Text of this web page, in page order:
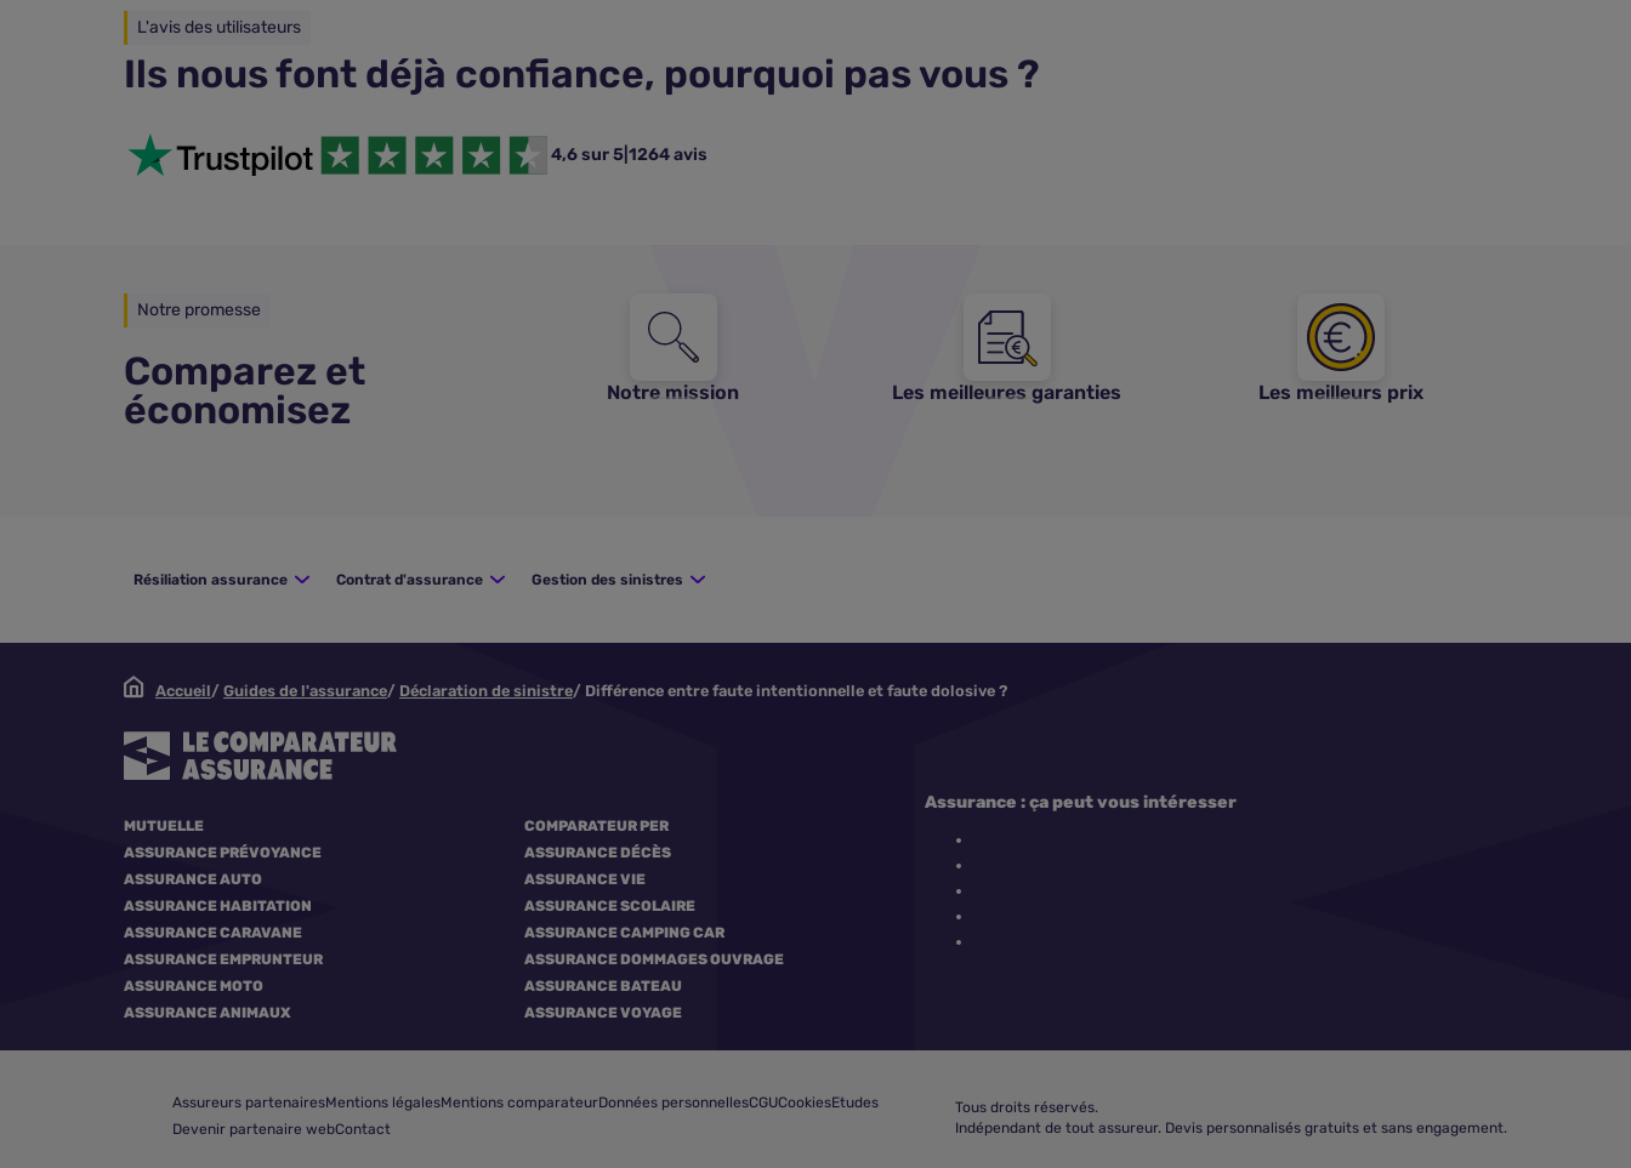
L'avis des utilisateurs
Ils nous font déjà confiance, pourquoi pas vous ?
4,6 sur 5 1264 avis
Notre promesse
Comparez et
économisez
Notre mission Les meilleures garanties Les meilleurs prix
Résiliation assurance Contrat d'assurance Gestion des sinistres
Comparez les assurances
Accueil Guides de l'assurance Déclaration de sinistre Différence entre faute intentionnelle et faute dolosive ?
MUTUELLE
ASSURANCE PRÉVOYANCE
ASSURANCE AUTO
ASSURANCE HABITATION
ASSURANCE CARAVANE
ASSURANCE EMPRUNTEUR
ASSURANCE MOTO
ASSURANCE ANIMAUX
COMPARATEUR PER
ASSURANCE DÉCÈS
ASSURANCE VIE
ASSURANCE SCOLAIRE
ASSURANCE CAMPING CAR
ASSURANCE DOMMAGES OUVRAGE
ASSURANCE BATEAU
ASSURANCE VOYAGE
Assurance : ça peut vous intéresser
Assureurs partenairesMentions légalesMentions comparateurDonnées personnellesCGUCookiesEtudes
Devenir partenaire webContact
Tous droits réservés.
Indépendant de tout assureur. Devis personnalisés gratuits et sans engagement.